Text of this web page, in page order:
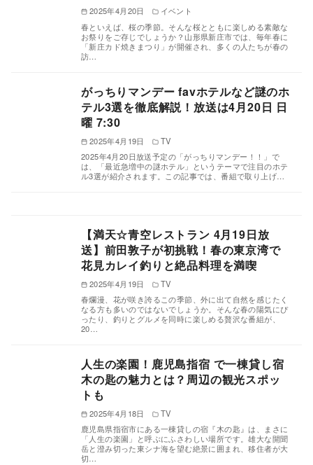
2025年4月20日
イベント
春といえば、桜の季節。そんな桜とともに楽しめる素敵な
お祭りをご存じでしょうか？山形県新庄市では、毎年春に
「新庄カド焼きまつり」が開催され、多くの人たちが春の
訪…
がっちりマンデー favホテルなど謎のホ
テル3選を徹底解説！放送は4月20日 日
曜 7:30
2025年4月19日
TV
2025年4月20日放送予定の「がっちりマンデー！！」で
は、「最近急増中の謎ホテル」というテーマで注目のホテ
ル3選が紹介されます。この記事では、番組で取り上げ…
【満天☆青空レストラン 4月19日放
送】前田敦子が初挑戦！春の東京湾で
花見カレイ釣りと絶品料理を満喫
2025年4月19日
TV
春爛漫、花が咲き誇るこの季節、外に出て自然を感じたく
なる方も多いのではないでしょうか。そんな春の陽気にぴ
ったり、釣りとグルメを同時に楽しめる贅沢な番組が、
20…
人生の楽園！鹿児島指宿 で一棟貸し宿
木の匙の魅力とは？周辺の観光スポッ
トも
2025年4月18日
TV
鹿児島県指宿市にある一棟貸しの宿『木の匙』は、まさに
「人生の楽園」と呼ぶにふさわしい場所です。雄大な開聞
岳と澄み切った東シナ海を望む絶景に囲まれ、移住者が大
切…